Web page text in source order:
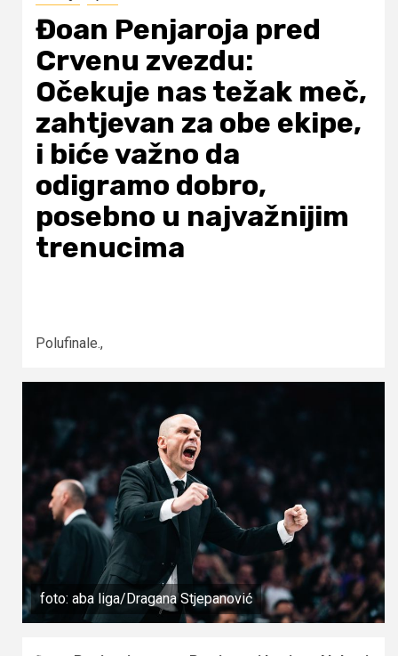
Đoan Penjaroja pred
Crvenu zvezdu:
Očekuje nas težak meč,
zahtjevan za obe ekipe,
i biće važno da
odigramo dobro,
posebno u najvažnijim
trenucima
Polufinale.,
foto: aba liga/Dragana Stjepanović